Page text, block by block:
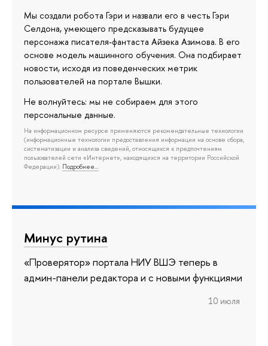
Мы создали робота Гэри и назвали его в честь Гэри
Селдона, умеющего предсказывать будущее
персонажа писателя-фантаста Айзека Азимова. В его
основе модель машинного обучения. Она подбирает
новости, исходя из поведенческих метрик
пользователей на портале Вышки.
Не волнуйтесь: мы не собираем для этого
персональные данные.
На информационном ресурсе применяются рекомендательные технологии
(информационные технологии предоставления информации на основе сбора,
систематизации и анализа сведений, относящихся к предпочтениям
пользователей сети «Интернет», находящихся на территории Российской
Федерации). Подробнее…
Минус рутина
«Проверятор» портала НИУ ВШЭ теперь в
админ-панели редактора и с новыми функциями
10 июля